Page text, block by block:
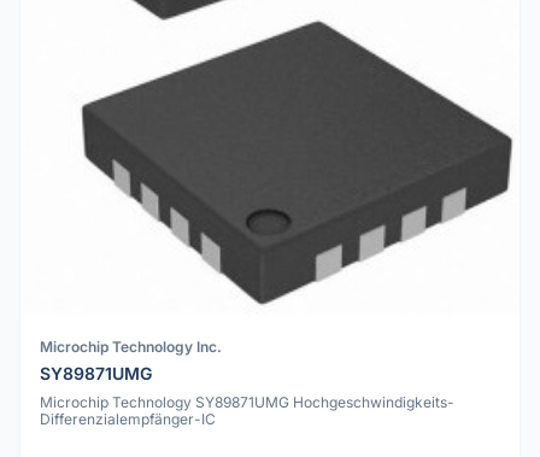
Microchip Technology Inc.
SY89871UMG
Microchip Technology SY89871UMG Hochgeschwindigkeits-
Differenzialempfänger-IC